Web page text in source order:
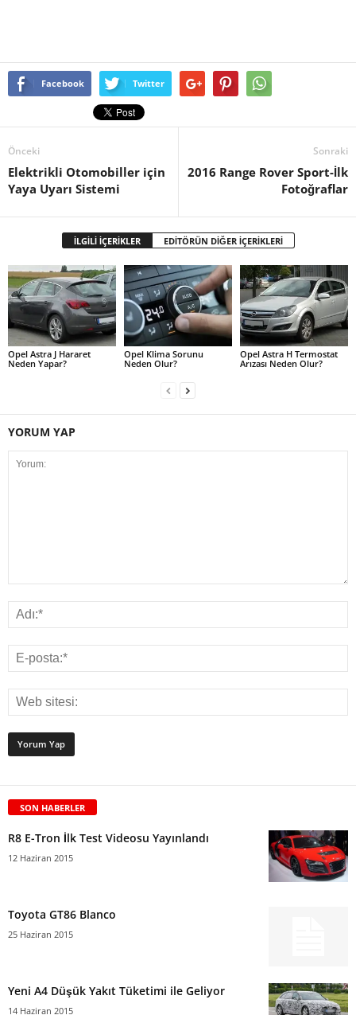
Facebook Twitter
Önceki
Elektrikli Otomobiller için
Yaya Uyarı Sistemi
Sonraki
2016 Range Rover Sport-İlk
Fotoğraflar
İLGİLİ İÇERİKLER EDİTÖRÜN DİĞER İÇERİKLERİ
Opel Astra J Hararet
Neden Yapar?
Opel Klima Sorunu
Neden Olur?
Opel Astra H Termostat
Arızası Neden Olur?
YORUM YAP
SON HABERLER
R8 E-Tron İlk Test Videosu Yayınlandı
12 Haziran 2015
Toyota GT86 Blanco
25 Haziran 2015
Yeni A4 Düşük Yakıt Tüketimi ile Geliyor
14 Haziran 2015